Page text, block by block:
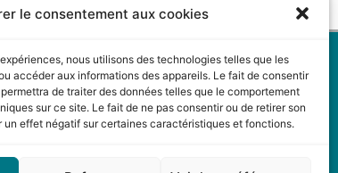
le consentement aux cookies
nous utilisons des technologies telles que les
accéder aux informations des appareils. Le fait de consentir
de traiter des données telles que le comportement
sur ce site. Le fait de ne pas consentir ou de retirer son
effet négatif sur certaines caractéristiques et fonctions.
LES TOILES DE MINUIT
Les Portes de l'Oise
Nicolas Copernic - Lot 27
60230 CHAMBLY
Tél : 01 30 34 16 35